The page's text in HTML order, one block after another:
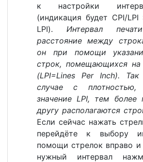
к настройки
(индикация будет CPI/
LPI). Интервал
расстояние между
он при помощи
строк, помещающихся
(LPI=Lines Per Inch).
случае с
значение LPI, тем более
другу располагаются
Если сейчас нажать
перейдёте к выбору
помощи стрелок вправо и
нужный интервал